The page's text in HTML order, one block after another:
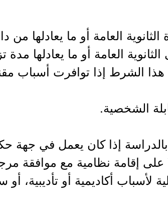
العامة أو ما يعادلها
هذا الشرط إذا توافرت أسباب
لأسباب أكاديمية أو تأديبية،